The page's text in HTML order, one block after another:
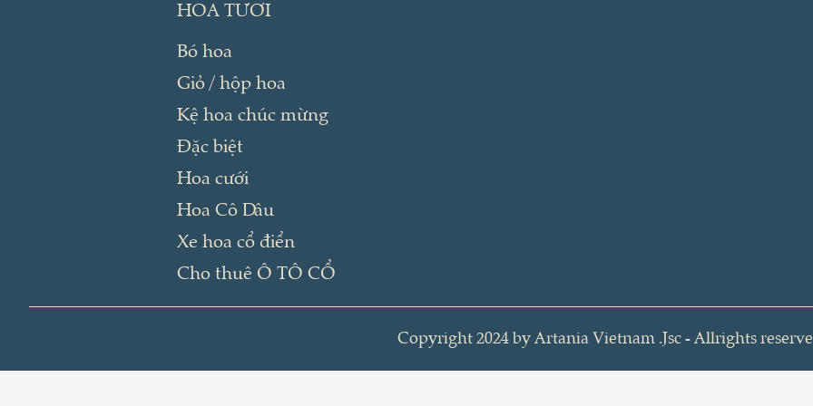
Bó hoa
Giỏ / hộp hoa
Kệ hoa chúc mừng
Đặc biệt
Hoa cưới
Hoa Cô Dâu
Xe hoa cổ điển
Cho thuê Ô TÔ CỔ
Copyright 2024 by Artania Vietnam .Jsc - Allrights